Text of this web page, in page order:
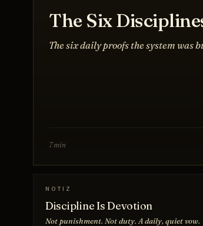
The Six
The six daily proofs the system was
7 min
NOTIZ
Discipline Is Devotion
Not punishment. Not duty. A daily, quiet vow.